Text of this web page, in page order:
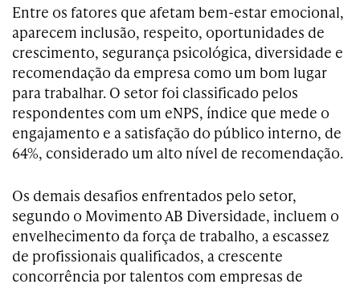
Entre os fatores que afetam bem-estar emocional,
aparecem inclusão, respeito, oportunidades de
crescimento, segurança psicológica, diversidade e
recomendação da empresa como um bom lugar
para trabalhar. O setor foi classificado pelos
respondentes com um eNPS, índice que mede o
engajamento e a satisfação do público interno, de
64%, considerado um alto nível de recomendação.
Os demais desafios enfrentados pelo setor,
segundo o Movimento AB Diversidade, incluem o
envelhecimento da força de trabalho, a escassez
de profissionais qualificados, a crescente
concorrência por talentos com empresas de